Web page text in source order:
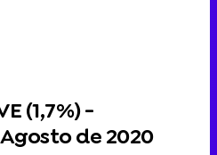
(1,7%) -
de 2020